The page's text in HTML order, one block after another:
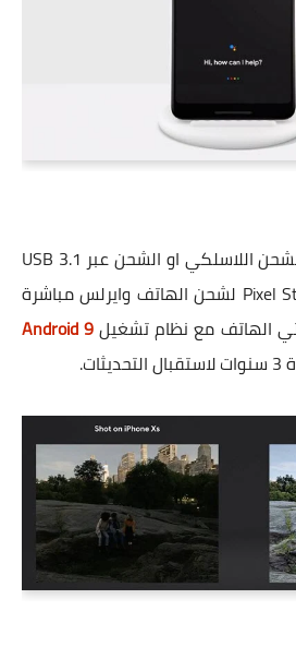
مع دعم كامل للهاتف للشحن اللاسلكي او الشحن عبر USB 3.1
Type-C كما وهناك Pixel Stand لشحن الهاتف وايرلس مباشرة
الهاتف مع نظام تشغيلAndroid 9